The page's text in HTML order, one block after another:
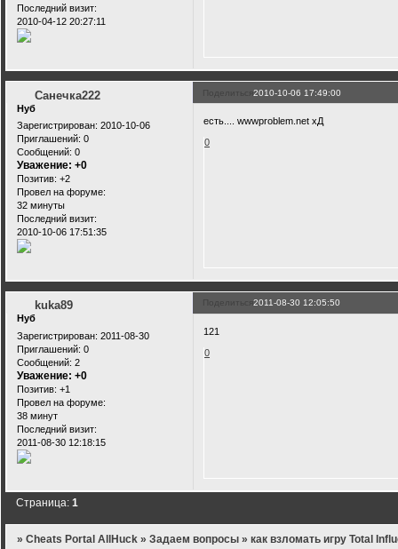
Последний визит:
2010-04-12 20:27:11
Поделиться2010-10-06 17:49:00
Санечка222
Нуб
Зарегистрирован: 2010-10-06
Приглашений: 0
Сообщений: 0
Уважение: +0
Позитив: +2
Провел на форуме:
32 минуты
Последний визит:
2010-10-06 17:51:35
есть.... wwwproblem.net хД
0
Поделиться2011-08-30 12:05:50
kuka89
Нуб
Зарегистрирован: 2011-08-30
Приглашений: 0
Сообщений: 2
Уважение: +0
Позитив: +1
Провел на форуме:
38 минут
Последний визит:
2011-08-30 12:18:15
121
0
Страница:1
»Cheats Portal AllHuck »Задаем вопросы »как взломать игру Total